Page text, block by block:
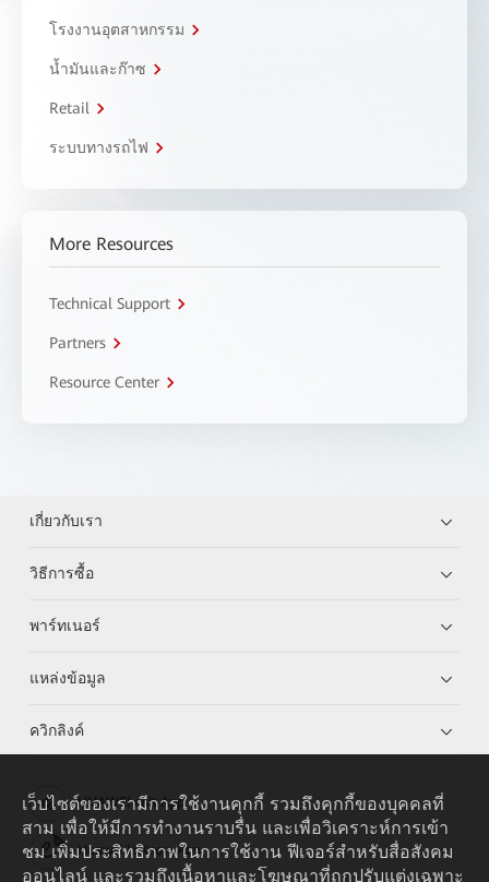
โรงงานอุตสาหกรรม
น้ำมันและก๊าซ
Retail
ระบบทางรถไฟ
More Resources
Technical Support
Partners
Resource Center
เกี่ยวกับเรา
วิธีการซื้อ
พาร์ทเนอร์
แหล่งข้อมูล
ควิกลิงค์
HUAWEI eKit App
Huawei HiKnow App
เว็บไซต์ของเรามีการใช้งานคุกกี้ รวมถึงคุกกี้ของบุคคลที่
สาม เพื่อให้มีการทำงานราบรื่น และเพื่อวิเคราะห์การเข้า
ชม เพิ่มประสิทธิภาพในการใช้งาน ฟีเจอร์สำหรับสื่อสังคม
ออนไลน์ และรวมถึงเนื้อหาและโฆษณาที่ถูกปรับแต่งเฉพาะ